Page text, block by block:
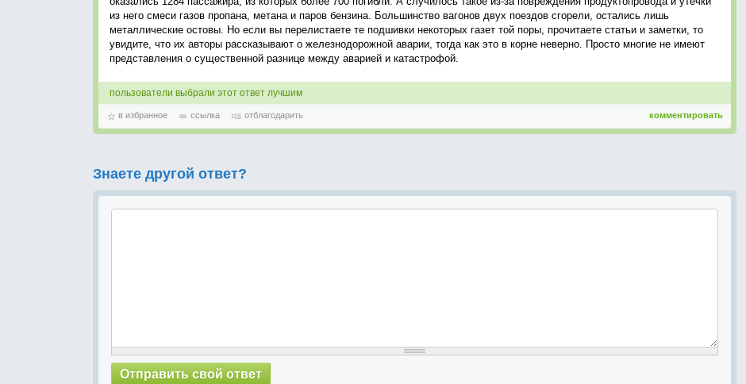
из него смеси газов пропана, метана и паров бензина. Большинство вагонов двух поездов сгорели, остались лишь
металлические остовы. Но если вы перелистаете те подшивки некоторых газет той поры, прочитаете статьи и заметки, то
увидите, что их авторы рассказывают о железнодорожной аварии, тогда как это в корне неверно. Просто многие не имеют
представления о существенной разнице между аварией и катастрофой.
пользователи выбрали этот ответ лучшим
комментировать
в избранное ссылка отблагодарить
Знаете другой ответ?